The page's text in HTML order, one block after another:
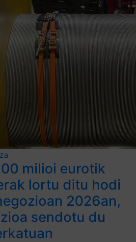
milioi eurotik
lortu ditu hodi
2026an,
sendotu du